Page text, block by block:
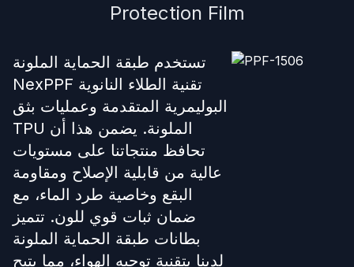
Protection Film
تستخدم طبقة الحماية الملونة
NexPPF تقنية الطلاء النانوية
البوليمرية المتقدمة وعمليات بثق
TPU الملونة. يضمن هذا أن
تحافظ منتجاتنا على مستويات
عالية من قابلية الإصلاح ومقاومة
البقع وخاصية طرد الماء، مع
ضمان ثبات قوي للون. تتميز
بطانات طبقة الحماية الملونة
لدينا بتقنية توجيه الهواء، مما يتيح